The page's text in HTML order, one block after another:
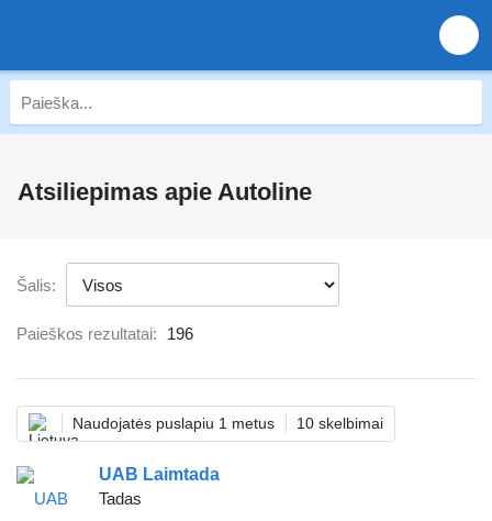
Atsiliepimas apie Autoline
Šalis:
Paieškos rezultatai: 196
Naudojatės puslapiu 1 metus 10 skelbimai
UAB Laimtada
Tadas